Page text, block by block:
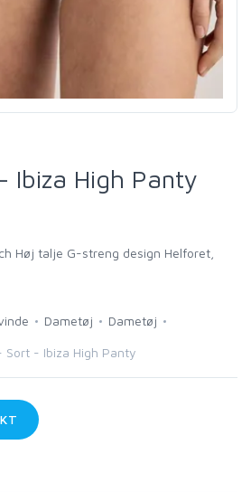
Ibiza High Panty
Høj talje G-streng design Helforet,
Dametøj Dametøj
Sort - Ibiza High Panty